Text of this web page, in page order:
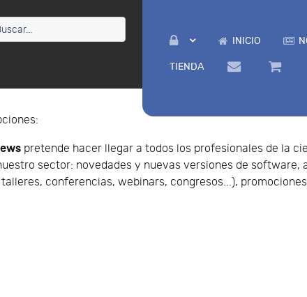
INICIO
TIENDA
pretende hacer llegar a todos los profesionales de la
sector: novedades y nuevas versiones de software,
conferencias, webinars, congresos...),